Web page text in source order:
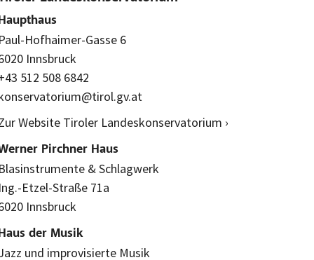
Haupthaus
Paul-Hofhaimer-Gasse 6
Innsbruck
512 508 6842
Website Tiroler Landeskonservatorium ›
Pirchner Haus
Blasinstrumente & Schlagwerk
Ing.-Etzel-Straße 71a
Innsbruck
Haus der Musik
und improvisierte Musik